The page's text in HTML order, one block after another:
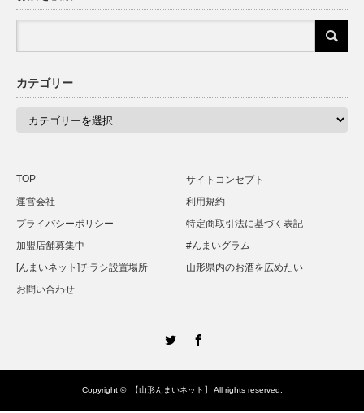
カテゴリー
TOP
サイトコンセプト
運営会社
利用規約
プライバシーポリシー
特定商取引法に基づく表記
加盟店舗募集中
#んまいグラム
[んまいネット]チラシ設置場所
山形県内のお酒を広めたい
お問い合わせ
Copyright © 【山形んまいネット】 All rights reserved.